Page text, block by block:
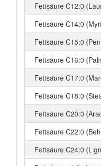
Fettsäure C12:0
Fettsäure C14:0
Fettsäure C15:0
Fettsäure C16:0
Fettsäure C17:0
Fettsäure C18:0
Fettsäure C20:0
Fettsäure C22:0
Fettsäure C24:0